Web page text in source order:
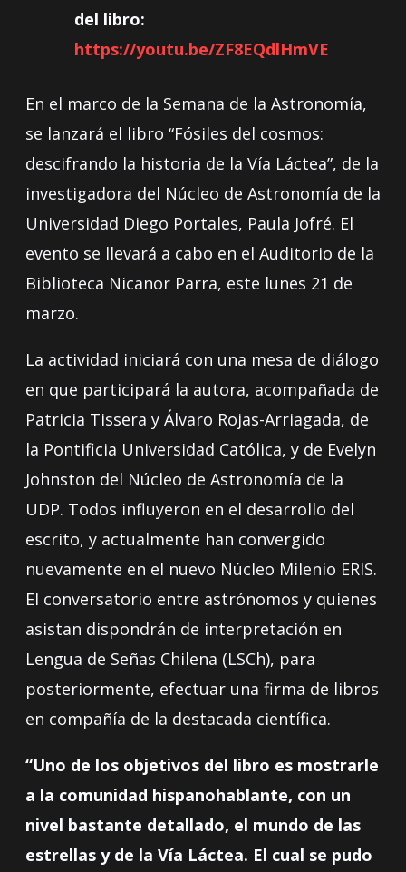
del libro:
https://youtu.be/ZF8EQdlHmVE
En el marco de la Semana de la Astronomía,
se lanzará el libro “Fósiles del cosmos:
descifrando la historia de la Vía Láctea”, de la
investigadora del Núcleo de Astronomía de la
Universidad Diego Portales, Paula Jofré. El
evento se llevará a cabo en el Auditorio de la
Biblioteca Nicanor Parra, este lunes 21 de
marzo.
La actividad iniciará con una mesa de diálogo
en que participará la autora, acompañada de
Patricia Tissera y Álvaro Rojas-Arriagada, de
la Pontificia Universidad Católica, y de Evelyn
Johnston del Núcleo de Astronomía de la
UDP. Todos influyeron en el desarrollo del
escrito, y actualmente han convergido
nuevamente en el nuevo Núcleo Milenio ERIS.
El conversatorio entre astrónomos y quienes
asistan dispondrán de interpretación en
Lengua de Señas Chilena (LSCh), para
posteriormente, efectuar una firma de libros
en compañía de la destacada científica.
“Uno de los objetivos del libro es mostrarle
a la comunidad hispanohablante, con un
nivel bastante detallado, el mundo de las
estrellas y de la Vía Láctea. El cual se pudo